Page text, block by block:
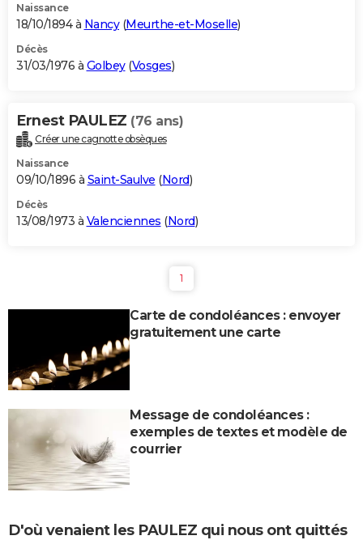
Naissance
18/10/1894 à Nancy(Meurthe-et-Moselle)
Décès
31/03/1976 à Golbey(Vosges)
Ernest PAULEZ (76 ans)
Créer une cagnotte obsèques
Naissance
09/10/1896 à Saint-Saulve (Nord)
Décès
13/08/1973 à Valenciennes (Nord)
1
Carte de condoléances : envoyer
gratuitement une carte
Message de condoléances :
exemples de textes et modèle de
courrier
D'où venaient les PAULEZ qui nous ont quittés